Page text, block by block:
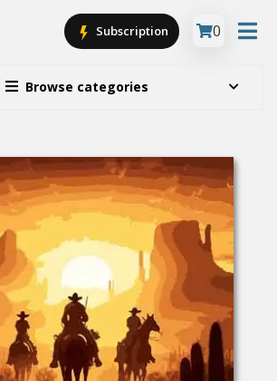
Browse categories
Subscription 0